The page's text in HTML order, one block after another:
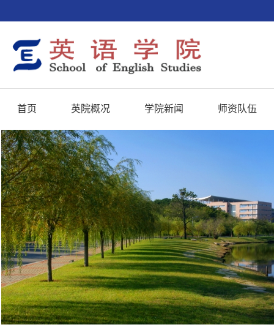
首页 英院概况 学院新闻 师资队伍